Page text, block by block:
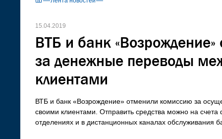
15.04.2019
ВТБ и банк
за денежные переводы
клиентами
ВТБ и банк «Возрождение» отменили комиссию за
своими клиентами. Отправить средства можно на счета
отделениях и в дистанционных каналах обслуживания